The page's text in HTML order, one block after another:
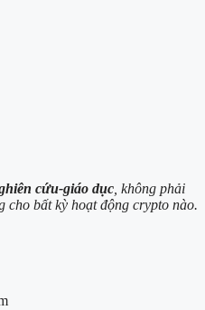
cứu-giáo dục , không phải
cho bất kỳ hoạt động crypto nào.